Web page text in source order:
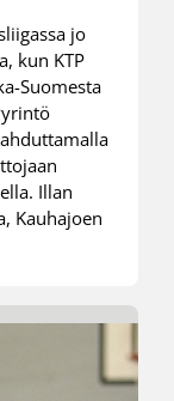
jo
kun KTP
Suomesta
Illan
Kauhajoen